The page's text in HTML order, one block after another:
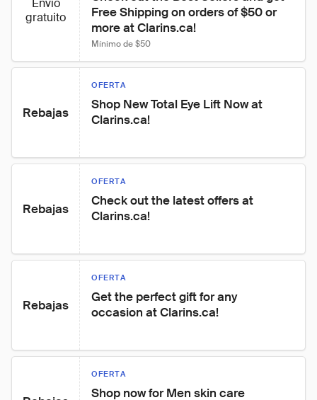
Envío
gratuito
Free Shipping on orders of $50 or
more at Clarins.ca!
Mínimo de $50
Rebajas
OFERTA
Shop New Total Eye Lift Now at
Clarins.ca!
Rebajas
OFERTA
Check out the latest offers at
Clarins.ca!
Rebajas
OFERTA
Get the perfect gift for any
occasion at Clarins.ca!
OFERTA
Shop now for Men skin care